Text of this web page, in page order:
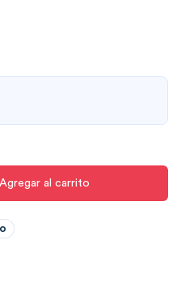
Agregar al carrito